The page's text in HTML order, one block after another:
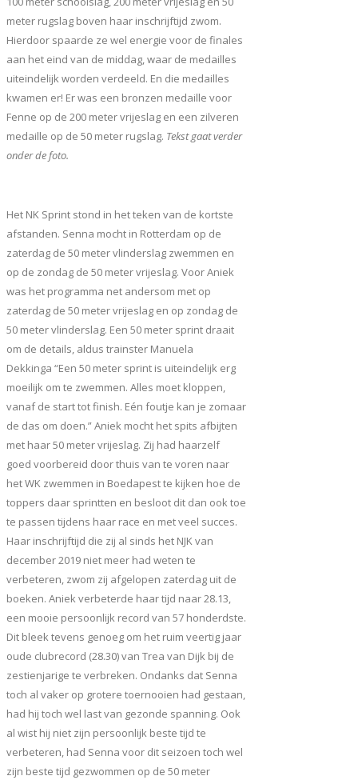
meter rugslag boven haar inschrijftijd zwom.
Hierdoor spaarde ze wel energie voor de finales
aan het eind van de middag, waar de medailles
uiteindelijk worden verdeeld. En die medailles
kwamen er! Er was een bronzen medaille voor
Fenne op de 200 meter vrijeslag en een zilveren
medaille op de 50 meter rugslag. Tekst gaat verder
onder de foto.
Het NK Sprint stond in het teken van de kortste
afstanden. Senna mocht in Rotterdam op de
zaterdag de 50 meter vlinderslag zwemmen en
op de zondag de 50 meter vrijeslag. Voor Aniek
was het programma net andersom met op
zaterdag de 50 meter vrijeslag en op zondag de
50 meter vlinderslag. Een 50 meter sprint draait
om de details, aldus trainster Manuela
Dekkinga “Een 50 meter sprint is uiteindelijk erg
moeilijk om te zwemmen. Alles moet kloppen,
vanaf de start tot finish. Eén foutje kan je zomaar
de das om doen.” Aniek mocht het spits afbijten
met haar 50 meter vrijeslag. Zij had haarzelf
goed voorbereid door thuis van te voren naar
het WK zwemmen in Boedapest te kijken hoe de
toppers daar sprintten en besloot dit dan ook toe
te passen tijdens haar race en met veel succes.
Haar inschrijftijd die zij al sinds het NJK van
december 2019 niet meer had weten te
verbeteren, zwom zij afgelopen zaterdag uit de
boeken. Aniek verbeterde haar tijd naar 28.13,
een mooie persoonlijk record van 57 honderdste.
Dit bleek tevens genoeg om het ruim veertig jaar
oude clubrecord (28.30) van Trea van Dijk bij de
zestienjarige te verbreken. Ondanks dat Senna
toch al vaker op grotere toernooien had gestaan,
had hij toch wel last van gezonde spanning. Ook
al wist hij niet zijn persoonlijk beste tijd te
verbeteren, had Senna voor dit seizoen toch wel
zijn beste tijd gezwommen op de 50 meter